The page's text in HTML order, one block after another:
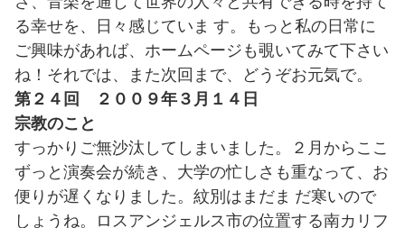
る幸せを、日々感じていま す。もっと私の日常に
ご興味があれば、ホームページも覗いてみて下さい
ね！それでは、また次回まで、どうぞお元気で。
第２４回 ２００９年３月１４日
宗教のこと
すっかりご無沙汰してしまいました。２月からここ
ずっと演奏会が続き、大学の忙しさも重なって、お
便りが遅くなりました。紋別はまだま だ寒いので
しょうね。ロスアンジェルス市の位置する南カリフ